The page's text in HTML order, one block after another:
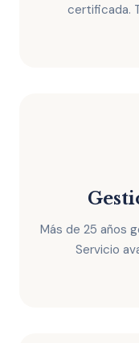
certificada.
Más de 25 años
Servicio